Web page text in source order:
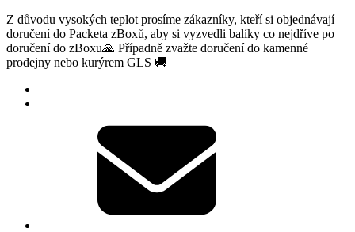
Z důvodu vysokých teplot prosíme zákazníky, kteří si objednávají
doručení do Packeta zBoxů, aby si vyzvedli balíky co nejdříve po
doručení do zBoxu🙏 Případně zvažte doručení do kamenné
prodejny nebo kurýrem GLS 🚚